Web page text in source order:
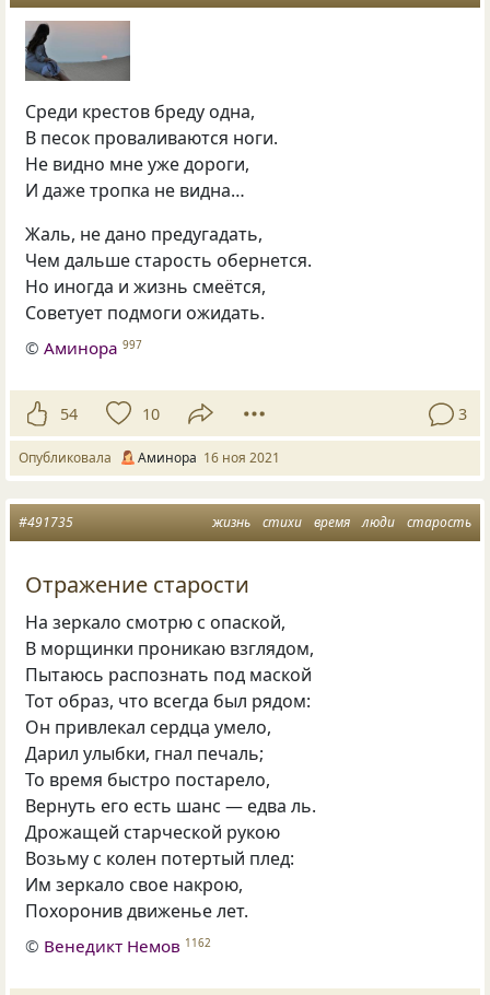
Среди крестов бреду одна,
В песок проваливаются ноги.
Не видно мне уже дороги,
И даже тропка не видна…
Жаль, не дано предугадать,
Чем дальше старость обернется.
Но иногда и жизнь смеётся,
Советует подмоги ожидать.
©Аминора 997
54 10 3
Опубликовала Аминора 16 ноя 2021
жизнь стихи время люди старость
#491735
Отражение старости
На зеркало смотрю с опаской,
В морщинки проникаю взглядом,
Пытаюсь распознать под маской
Тот образ, что всегда был рядом:
Он привлекал сердца умело,
Дарил улыбки, гнал печаль;
То время быстро постарело,
Вернуть его есть шанс — едва ль.
Дрожащей старческой рукою
Возьму с колен потертый плед:
Им зеркало свое накрою,
Похоронив движенье лет.
© Венедикт Немов 1162